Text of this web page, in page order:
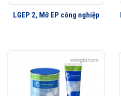
LGEP 2, Mỡ EP công nghiệp